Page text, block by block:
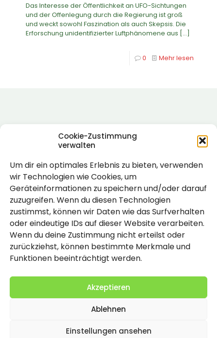
Cookie-Zustimmung
verwalten
Um dir ein optimales Erlebnis zu bieten, verwenden
wir Technologien wie Cookies, um
Geräteinformationen zu speichern und/oder darauf
zuzugreifen. Wenn du diesen Technologien
zustimmst, können wir Daten wie das Surfverhalten
oder eindeutige IDs auf dieser Website verarbeiten.
Wenn du deine Zustimmung nicht erteilst oder
zurückziehst, können bestimmte Merkmale und
Funktionen beeinträchtigt werden.
Akzeptieren
Ablehnen
Einstellungen ansehen
Das Interesse der Öffentlichkeit an UFO-Sichtungen
und der Offenlegung durch die Regierung ist groß
und weckt sowohl Faszination als auch Skepsis. Die
Erforschung unidentifizierter Luftphänomene aus […]
0 Mehr lesen
Rechtlich
Impressum
Datenschutzerklärung
Cookie-Richtlinie (EU)